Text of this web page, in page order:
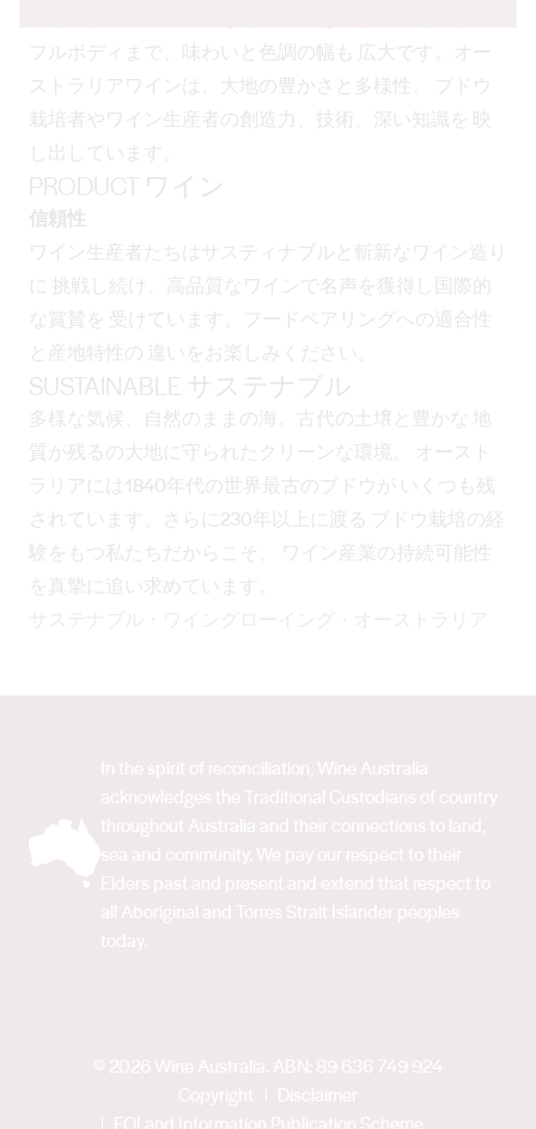
フルボディまで、味わいと色調の幅も 広大です。オー
ストラリアワインは、大地の豊かさと多様性、 ブドウ
栽培者やワイン生産者の創造力、技術、深い知識を 映
し出しています。
PRODUCT ワイン
信頼性
ワイン生産者たちはサスティナブルと斬新なワイン造り
に 挑戦し続け、高品質なワインで名声を獲得し国際的
な賞賛を 受けています。フードペアリングへの適合性
と産地特性の 違いをお楽しみください。
SUSTAINABLE サステナブル
多様な気候、自然のままの海。古代の土壌と豊かな 地
質が残るの大地に守られたクリーンな環境。 オースト
ラリアには1840年代の世界最古のブドウが いくつも残
されています。さらに230年以上に渡る ブドウ栽培の経
験をもつ私たちだからこそ、 ワイン産業の持続可能性
を真摯に追い求めています。